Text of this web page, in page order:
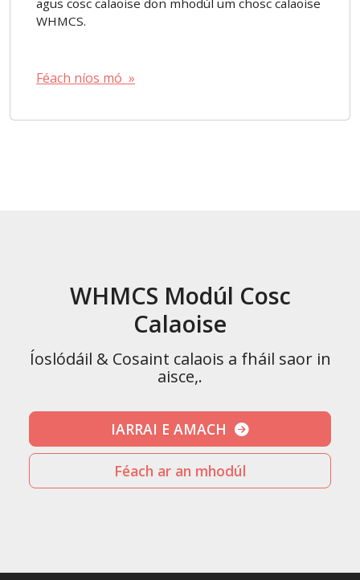
WHMCS.
Féach níos mó »
WHMCS Modúl Cosc
Calaoise
Íoslódáil & Cosaint calaois a fháil saor in
aisce,.
IARRAI E AMACH
Féach ar an mhodúl